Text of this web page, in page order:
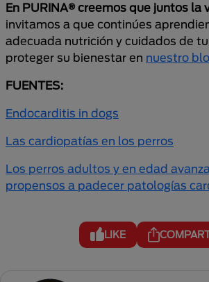
En PURINA® creemos que juntos la
invitamos a que continúes
adecuada nutrición y cuidados de
proteger su bienestar en nuestro
FUENTES:
Endocarditis in dogs
Las cardiopatías en los perros
Los perros adultos y en edad
propensos a padecer patologías
LIKE